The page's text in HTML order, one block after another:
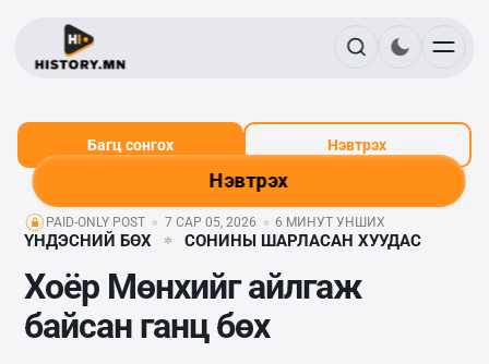
Нэвтрэх
Багц сонгох Нэвтрэх
PAID-ONLY POST 7 САР 05, 2026 6 МИНУТ УНШИХ
ҮНДЭСНИЙ БӨХ СОНИНЫ ШАРЛАСАН ХУУДАС
Хоёр Мөнхийг айлгаж
байсан ганц бөх